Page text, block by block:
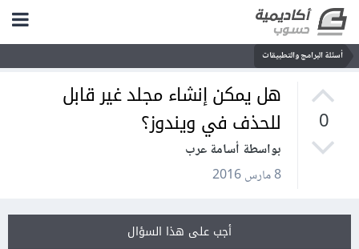
أسئلة البرامج والتطبيقات
0
هل يمكن إنشاء مجلد غير قابل
للحذف في ويندوز؟
بواسطة أسامة عرب
8 مارس 2016
أجب على هذا السؤال